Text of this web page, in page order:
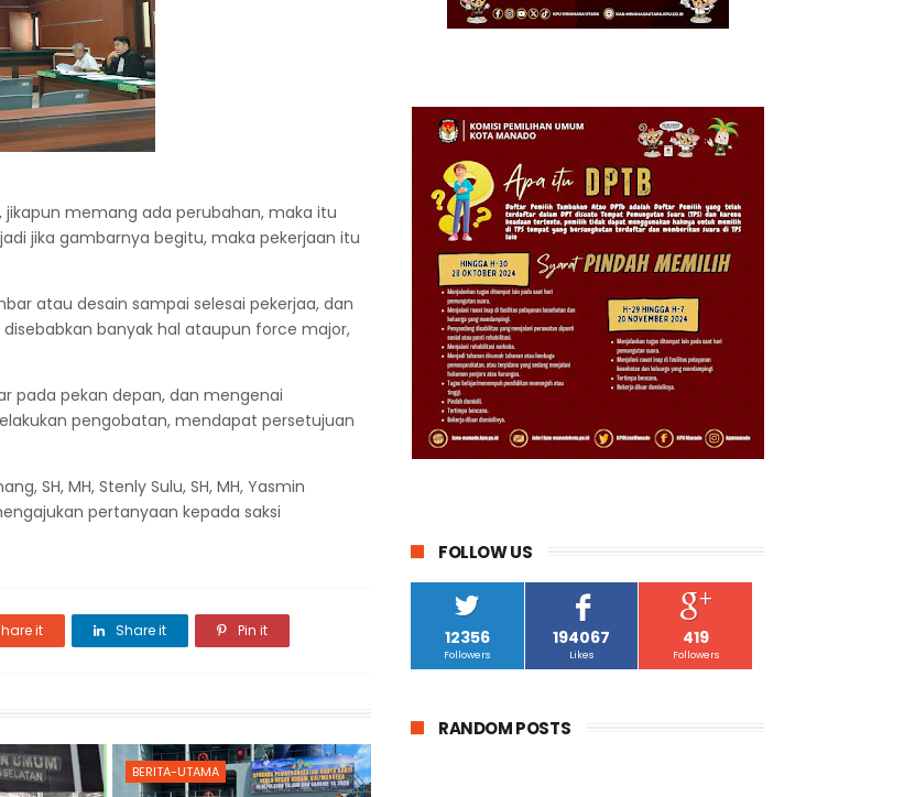
memang ada perubahan, maka itu
jika gambarnya begitu, maka pekerjaan itu
atau desain sampai selesai pekerjaa, dan
banyak hal ataupun force major,
pada pekan depan, dan mengenai
pengobatan, mendapat persetujuan
SH, MH, Stenly Sulu, SH, MH, Yasmin
pertanyaan kepada saksi
it Share it Pin it
BERITA-UTAMA
FOLLOW US
12356
Followers
194067
Likes
419
Followers
RANDOM POSTS